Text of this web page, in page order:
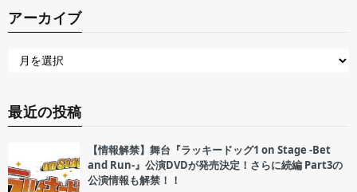
アーカイブ
最近の投稿
【情報解禁】舞台『ラッキードッグ1 on Stage -Bet
and Run-』公演DVDが発売決定！さらに続編 Part3の
公演情報も解禁！！